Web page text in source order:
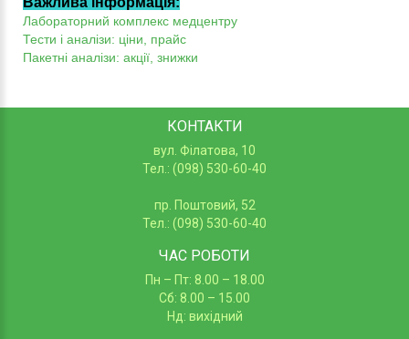
Лабораторний комплекс медцентру
Тести і аналізи: ціни, прайс
Пакетні аналізи: акції, знижки
КОНТАКТИ
вул. Філатова, 10
Тел.: (098) 530-60-40
пр. Поштовий, 52
Тел.: (098) 530-60-40
ЧАС РОБОТИ
Пн – Пт: 8.00 – 18.00
Сб: 8.00 – 15.00
Нд: вихідний